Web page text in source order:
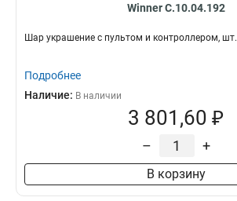
Winner C.10.04.192
Шар украшение с пультом и контроллером, шт.
Подробнее
Наличие: В наличии
3 801,60 ₽
– +
В корзину